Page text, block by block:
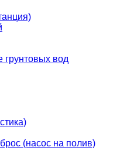
грунтовых вод
(насос на полив)